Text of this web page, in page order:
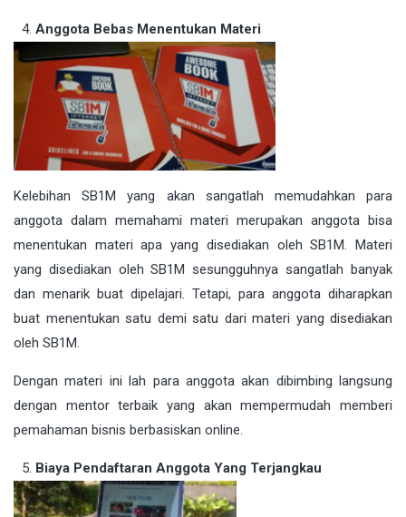
Anggota Bebas Menentukan Materi
Kelebihan SB1M yang akan sangatlah memudahkan para
anggota dalam memahami materi merupakan anggota bisa
menentukan materi apa yang disediakan oleh SB1M. Materi
yang disediakan oleh SB1M sesungguhnya sangatlah banyak
dan menarik buat dipelajari. Tetapi, para anggota diharapkan
buat menentukan satu demi satu dari materi yang disediakan
oleh SB1M.
Dengan materi ini lah para anggota akan dibimbing langsung
dengan mentor terbaik yang akan mempermudah memberi
pemahaman bisnis berbasiskan online.
Biaya Pendaftaran Anggota Yang Terjangkau